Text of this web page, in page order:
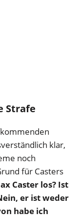
Strafe
klar,
noch
für Casters
Caster los? Ist
er ist weder
habe ich